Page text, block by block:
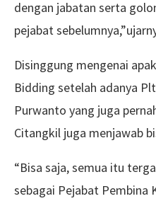
dengan jabatan serta
pejabat
Disinggung mengenai
Bidding setelah adanya
Purwanto yang juga
Citangkil juga menjawab
“Bisa saja, semua itu
sebagai Pejabat Pembina